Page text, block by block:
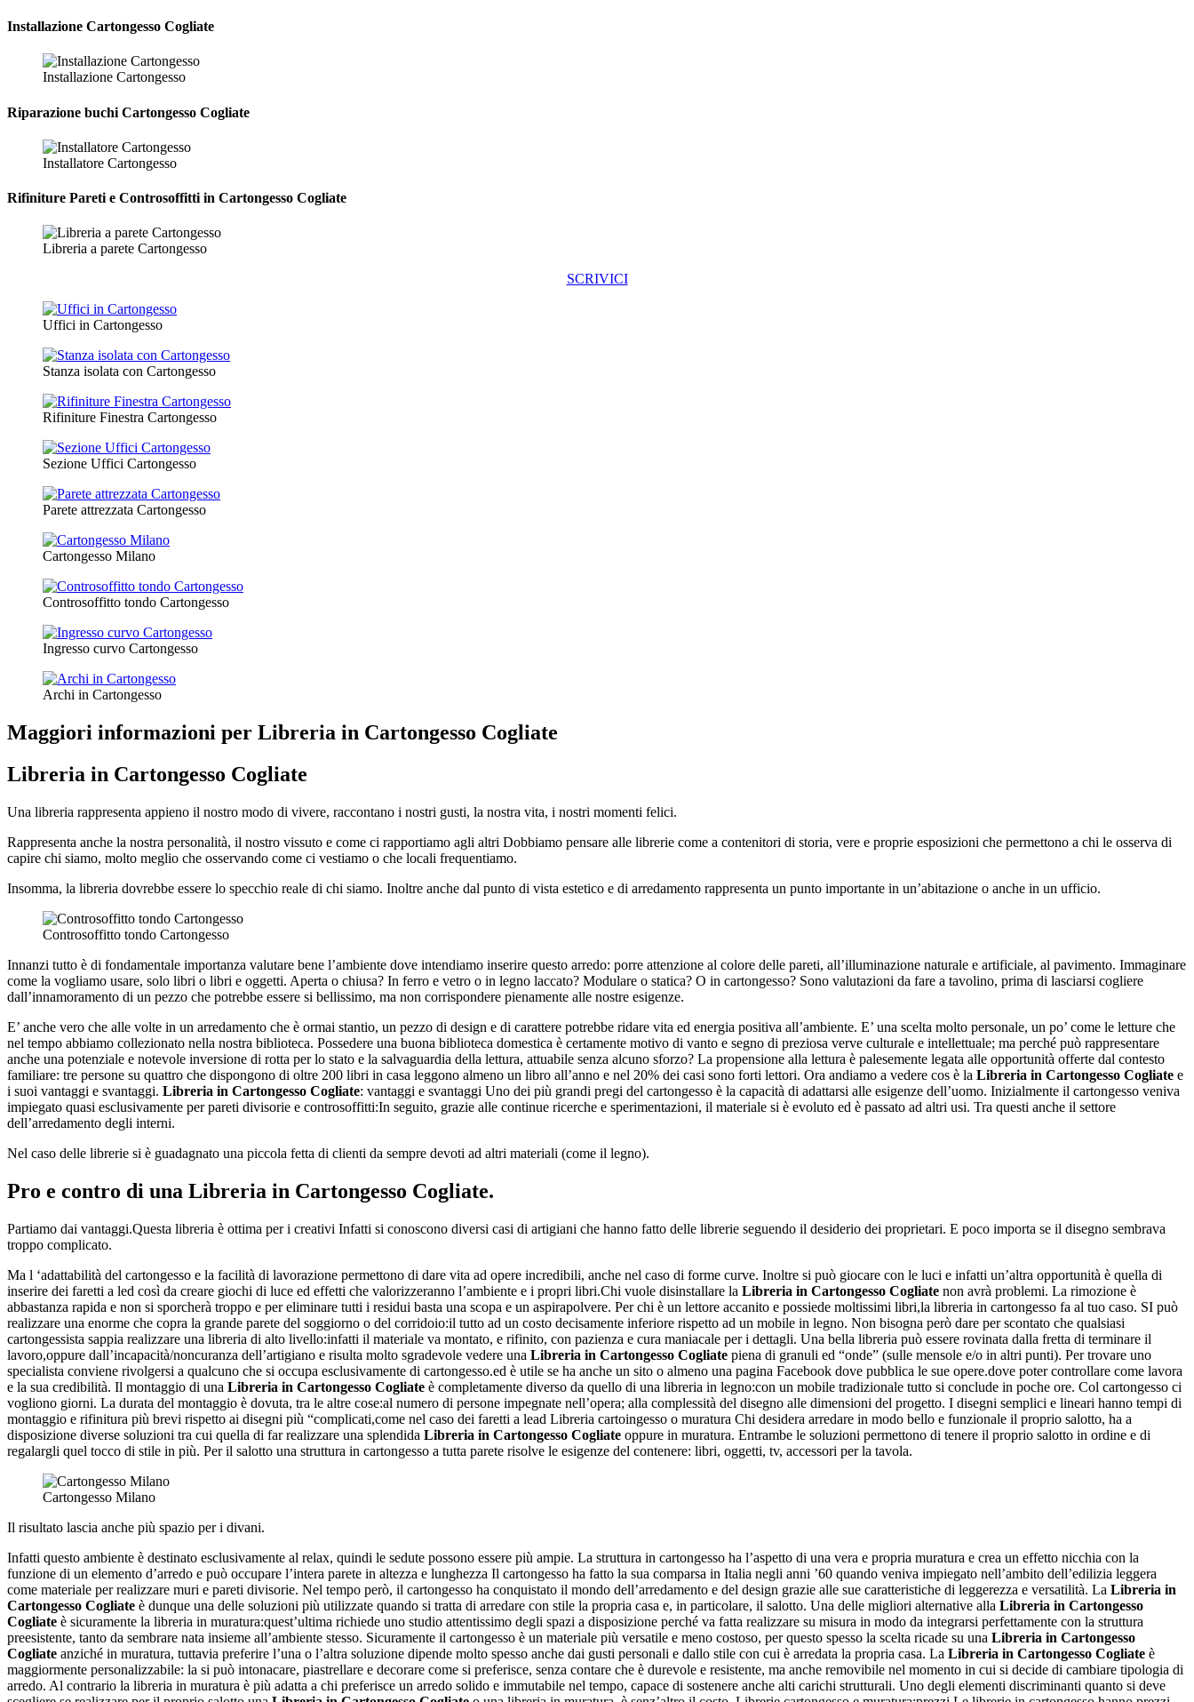
Installazione Cartongesso Cogliate
Installazione Cartongesso
Riparazione buchi Cartongesso Cogliate
Installatore Cartongesso
Rifiniture Pareti e Controsoffitti in Cartongesso Cogliate
Libreria a parete Cartongesso
SCRIVICI
Uffici in Cartongesso
Stanza isolata con Cartongesso
Rifiniture Finestra Cartongesso
Sezione Uffici Cartongesso
Parete attrezzata Cartongesso
Cartongesso Milano
Controsoffitto tondo Cartongesso
Ingresso curvo Cartongesso
Archi in Cartongesso
Maggiori informazioni per Libreria in Cartongesso Cogliate
Libreria in Cartongesso Cogliate
Una libreria rappresenta appieno il nostro modo di vivere, raccontano i nostri gusti, la nostra vita, i nostri momenti felici.
Rappresenta anche la nostra personalità, il nostro vissuto e come ci rapportiamo agli altri Dobbiamo pensare alle librerie come a contenitori di storia, vere e proprie esposizioni che permettono a chi le osserva di
capire chi siamo, molto meglio che osservando come ci vestiamo o che locali frequentiamo.
Insomma, la libreria dovrebbe essere lo specchio reale di chi siamo. Inoltre anche dal punto di vista estetico e di arredamento rappresenta un punto importante in un’abitazione o anche in un ufficio.
Controsoffitto tondo Cartongesso
Innanzi tutto è di fondamentale importanza valutare bene l’ambiente dove intendiamo inserire questo arredo: porre attenzione al colore delle pareti, all’illuminazione naturale e artificiale, al pavimento. Immaginare
come la vogliamo usare, solo libri o libri e oggetti. Aperta o chiusa? In ferro e vetro o in legno laccato? Modulare o statica? O in cartongesso? Sono valutazioni da fare a tavolino, prima di lasciarsi cogliere
dall’innamoramento di un pezzo che potrebbe essere si bellissimo, ma non corrispondere pienamente alle nostre esigenze.
E’ anche vero che alle volte in un arredamento che è ormai stantio, un pezzo di design e di carattere potrebbe ridare vita ed energia positiva all’ambiente. E’ una scelta molto personale, un po’ come le letture che
nel tempo abbiamo collezionato nella nostra biblioteca. Possedere una buona biblioteca domestica è certamente motivo di vanto e segno di preziosa verve culturale e intellettuale; ma perché può rappresentare
anche una potenziale e notevole inversione di rotta per lo stato e la salvaguardia della lettura, attuabile senza alcuno sforzo? La propensione alla lettura è palesemente legata alle opportunità offerte dal contesto
familiare: tre persone su quattro che dispongono di oltre 200 libri in casa leggono almeno un libro all’anno e nel 20% dei casi sono forti lettori. Ora andiamo a vedere cos è la Libreria in Cartongesso Cogliate e
i suoi vantaggi e svantaggi. Libreria in Cartongesso Cogliate: vantaggi e svantaggi Uno dei più grandi pregi del cartongesso è la capacità di adattarsi alle esigenze dell’uomo. Inizialmente il cartongesso veniva
impiegato quasi esclusivamente per pareti divisorie e controsoffitti:In seguito, grazie alle continue ricerche e sperimentazioni, il materiale si è evoluto ed è passato ad altri usi. Tra questi anche il settore
dell’arredamento degli interni.
Nel caso delle librerie si è guadagnato una piccola fetta di clienti da sempre devoti ad altri materiali (come il legno).
Pro e contro di una Libreria in Cartongesso Cogliate.
Partiamo dai vantaggi.Questa libreria è ottima per i creativi Infatti si conoscono diversi casi di artigiani che hanno fatto delle librerie seguendo il desiderio dei proprietari. E poco importa se il disegno sembrava
troppo complicato.
Ma l ‘adattabilità del cartongesso e la facilità di lavorazione permettono di dare vita ad opere incredibili, anche nel caso di forme curve. Inoltre si può giocare con le luci e infatti un’altra opportunità è quella di
inserire dei faretti a led così da creare giochi di luce ed effetti che valorizzeranno l’ambiente e i propri libri.Chi vuole disinstallare la Libreria in Cartongesso Cogliate non avrà problemi. La rimozione è
abbastanza rapida e non si sporcherà troppo e per eliminare tutti i residui basta una scopa e un aspirapolvere. Per chi è un lettore accanito e possiede moltissimi libri,la libreria in cartongesso fa al tuo caso. SI può
realizzare una enorme che copra la grande parete del soggiorno o del corridoio:il tutto ad un costo decisamente inferiore rispetto ad un mobile in legno. Non bisogna però dare per scontato che qualsiasi
cartongessista sappia realizzare una libreria di alto livello:infatti il materiale va montato, e rifinito, con pazienza e cura maniacale per i dettagli. Una bella libreria può essere rovinata dalla fretta di terminare il
lavoro,oppure dall’incapacità/noncuranza dell’artigiano e risulta molto sgradevole vedere una Libreria in Cartongesso Cogliate piena di granuli ed “onde” (sulle mensole e/o in altri punti). Per trovare uno
specialista conviene rivolgersi a qualcuno che si occupa esclusivamente di cartongesso.ed è utile se ha anche un sito o almeno una pagina Facebook dove pubblica le sue opere.dove poter controllare come lavora
e la sua credibilità. Il montaggio di una Libreria in Cartongesso Cogliate è completamente diverso da quello di una libreria in legno:con un mobile tradizionale tutto si conclude in poche ore. Col cartongesso ci
vogliono giorni. La durata del montaggio è dovuta, tra le altre cose:al numero di persone impegnate nell’opera; alla complessità del disegno alle dimensioni del progetto. I disegni semplici e lineari hanno tempi di
montaggio e rifinitura più brevi rispetto ai disegni più “complicati,come nel caso dei faretti a lead Libreria cartoingesso o muratura Chi desidera arredare in modo bello e funzionale il proprio salotto, ha a
disposizione diverse soluzioni tra cui quella di far realizzare una splendida Libreria in Cartongesso Cogliate oppure in muratura. Entrambe le soluzioni permettono di tenere il proprio salotto in ordine e di
regalargli quel tocco di stile in più. Per il salotto una struttura in cartongesso a tutta parete risolve le esigenze del contenere: libri, oggetti, tv, accessori per la tavola.
Cartongesso Milano
Il risultato lascia anche più spazio per i divani.
Infatti questo ambiente è destinato esclusivamente al relax, quindi le sedute possono essere più ampie. La struttura in cartongesso ha l’aspetto di una vera e propria muratura e crea un effetto nicchia con la
funzione di un elemento d’arredo e può occupare l’intera parete in altezza e lunghezza Il cartongesso ha fatto la sua comparsa in Italia negli anni ’60 quando veniva impiegato nell’ambito dell’edilizia leggera
come materiale per realizzare muri e pareti divisorie. Nel tempo però, il cartongesso ha conquistato il mondo dell’arredamento e del design grazie alle sue caratteristiche di leggerezza e versatilità. La Libreria in
Cartongesso Cogliate è dunque una delle soluzioni più utilizzate quando si tratta di arredare con stile la propria casa e, in particolare, il salotto. Una delle migliori alternative alla Libreria in Cartongesso
Cogliate è sicuramente la libreria in muratura:quest’ultima richiede uno studio attentissimo degli spazi a disposizione perché va fatta realizzare su misura in modo da integrarsi perfettamente con la struttura
preesistente, tanto da sembrare nata insieme all’ambiente stesso. Sicuramente il cartongesso è un materiale più versatile e meno costoso, per questo spesso la scelta ricade su una Libreria in Cartongesso
Cogliate anziché in muratura, tuttavia preferire l’una o l’altra soluzione dipende molto spesso anche dai gusti personali e dallo stile con cui è arredata la propria casa. La Libreria in Cartongesso Cogliate è
maggiormente personalizzabile: la si può intonacare, piastrellare e decorare come si preferisce, senza contare che è durevole e resistente, ma anche removibile nel momento in cui si decide di cambiare tipologia di
arredo. Al contrario la libreria in muratura è più adatta a chi preferisce un arredo solido e immutabile nel tempo, capace di sostenere anche alti carichi strutturali. Uno degli elementi discriminanti quanto si deve